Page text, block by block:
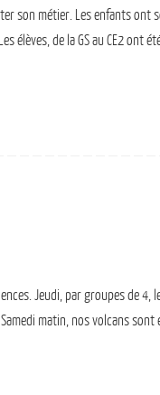
son métier. Les enfants ont
élèves, de la GS au CE2 ont
Jeudi, par groupes de
matin, nos volcans